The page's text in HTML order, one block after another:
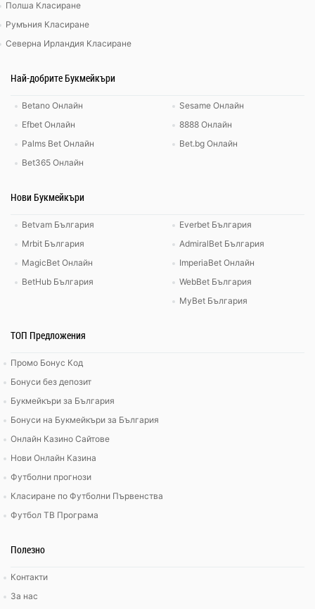
Полша Класиране
Румъния Класиране
Северна Ирландия Класиране
Най-добрите Букмейкъри
Betano Онлайн
Efbet Онлайн
Palms Bet Онлайн
Bet365 Онлайн
Sesame Онлайн
8888 Онлайн
Bet.bg Онлайн
Нови Букмейкъри
Betvam България
Mrbit България
MagicBet Онлайн
BetHub България
Everbet България
AdmiralBet България
ImperiaBet Онлайн
WebBet България
MyBet България
ТОП Предложения
Промо Бонус Код
Бонуси без депозит
Букмейкъри за България
Бонуси на Букмейкъри за България
Онлайн Казино Сайтове
Нови Онлайн Казина
Футболни прогнози
Класиране по Футболни Първенства
Футбол ТВ Програма
Полезно
Контакти
За нас